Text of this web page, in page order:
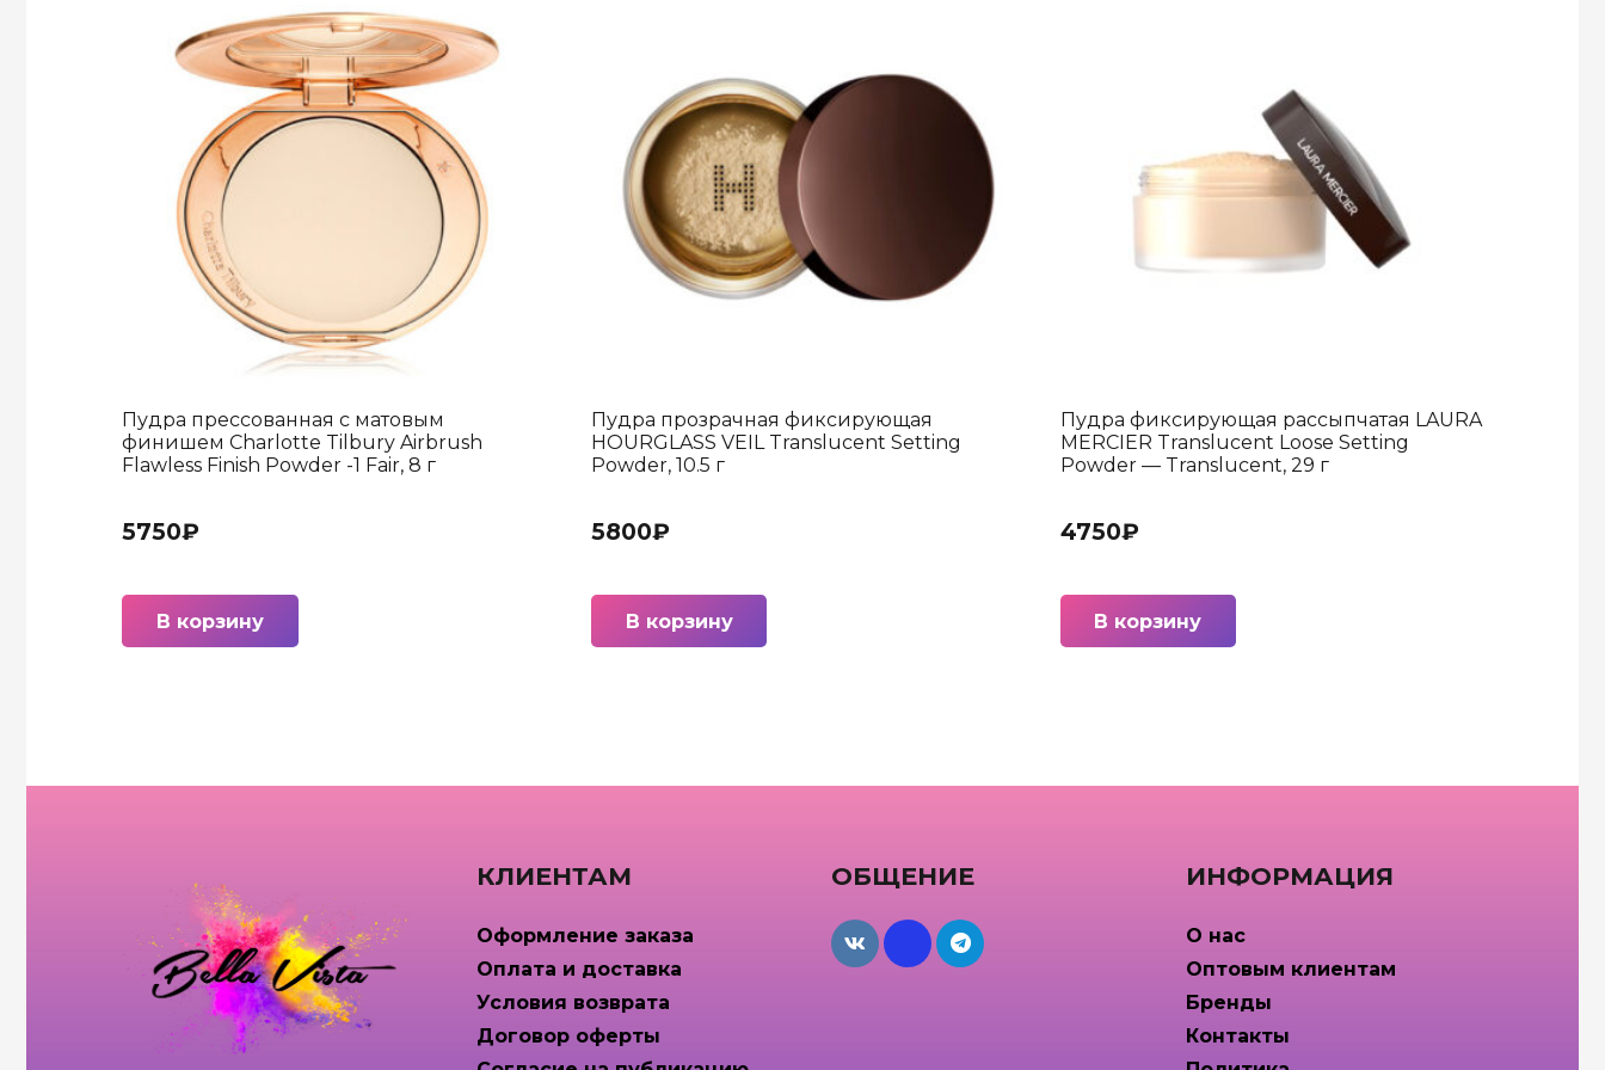
Пудра прессованная с матовым
финишем Charlotte Tilbury Airbrush
Flawless Finish Powder -1 Fair, 8 г
5750₽
В корзину
Пудра прозрачная фиксирующая
HOURGLASS VEIL Translucent Setting
Powder, 10.5 г
5800₽
В корзину
Пудра фиксирующая рассыпчатая LAURA
MERCIER Translucent Loose Setting
Powder — Translucent, 29 г
4750₽
В корзину
КЛИЕНТАМ
Оформление заказа
Оплата и доставка
Условия возврата
Договор оферты
ОБЩЕНИЕ
maxcdn
ИНФОРМАЦИЯ
О нас
Оптовым клиентам
Бренды
Контакты